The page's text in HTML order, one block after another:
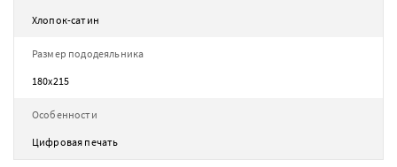
Хлопок-сатин
Размер пододеяльника
180х215
Особенности
Цифровая печать